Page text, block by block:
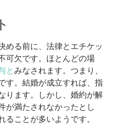
める前に、法律とエチケッ
可欠です。ほとんどの場
とみなされます。つまり、
す。結婚が成立すれば、指
ります。しかし、婚約が解
が満たされなかったとし
ことが多いようです。